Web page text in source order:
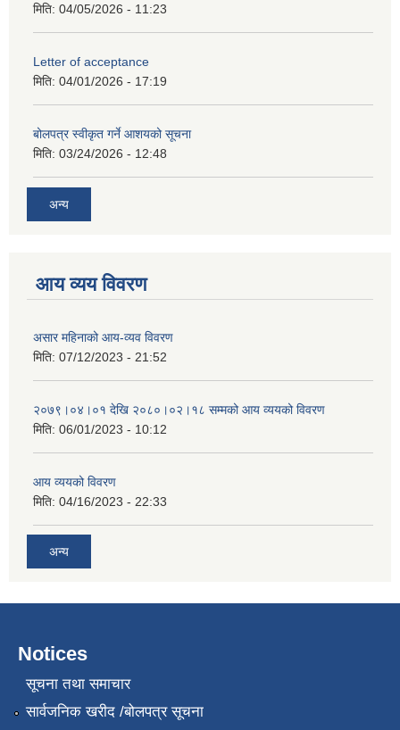
मिति: 04/05/2026 - 11:23
Letter of acceptance
मिति: 04/01/2026 - 17:19
बोलपत्र स्वीकृत गर्ने आशयको सूचना
मिति: 03/24/2026 - 12:48
अन्य
आय व्यय विवरण
असार महिनाको आय-व्यव विवरण
मिति: 07/12/2023 - 21:52
२०७९।०४।०१ देखि २०८०।०२।१८ सम्मको आय व्ययको विवरण
मिति: 06/01/2023 - 10:12
आय व्ययको विवरण
मिति: 04/16/2023 - 22:33
अन्य
Notices
सूचना तथा समाचार
सार्वजनिक खरीद /बोलपत्र सूचना